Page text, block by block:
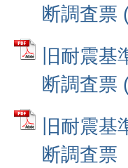
断調査票
旧耐震
断調査票
旧耐震
断調査票